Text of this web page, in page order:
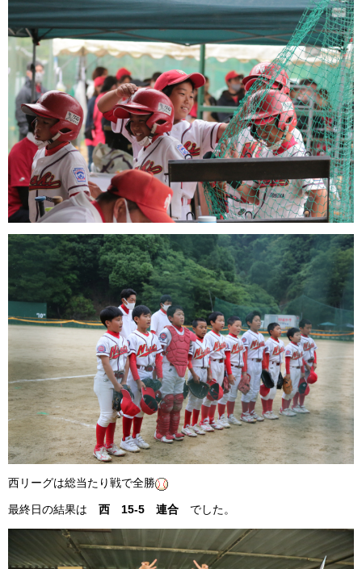
西リーグは総当たり戦で全勝
最終日の結果は 西 15-5 連合 でした。